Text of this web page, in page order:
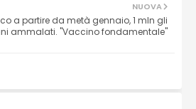
NUOVA
a partire da metà gennaio, 1 mln gli
ammalati. "Vaccino fondamentale"